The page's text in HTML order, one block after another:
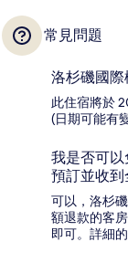
常見問題
洛杉磯國際
此住宿將於
(日期可能有變
我是否可
預訂並收到
可以，洛杉
額退款的客
即可。詳細